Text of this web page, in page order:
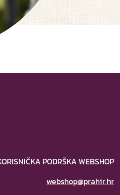
PODRŠKA WEBSHOP
webshop@prahir.hr